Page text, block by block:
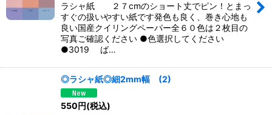
ラシャ紙 ２７cmのショート丈でピン！とまっ
すぐの扱いやすい紙です発色も良く、巻き心地も
良い国産クイリングペーパー全６０色は２枚目の
写真ご確認ください ●色選択してください
●3019 ば…
◎ラシャ紙◎細2mm幅 (2)
550円(税込)